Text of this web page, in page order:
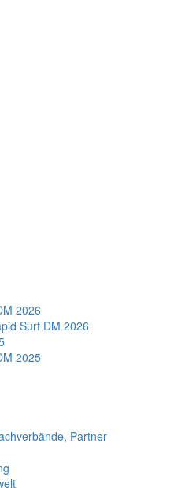
2026
Surf DM 2026
2025
Partner